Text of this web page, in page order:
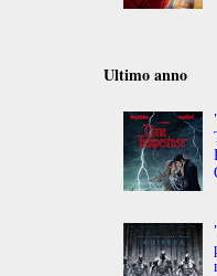
Ultimo anno